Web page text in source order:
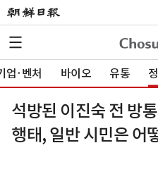
업·벤처 바이오 유통
석방된 이진숙 전 방
행태, 일반 시민은 어